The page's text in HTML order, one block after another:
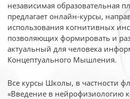
независимая образовательная
предлагает онлайн-курсы,
использования когнитивных
позволяющих формировать и
актуальный для человека
Концептуального Мышления.
Все курсы Школы, в частности
«Введение в нейрофизиологию